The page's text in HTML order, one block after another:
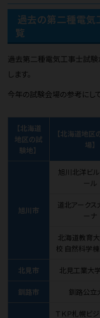
過去の第二種電気
覧
過去第二種電気工事士試験
します。
今年の試験会場の参考にして
【北海道
地区の試
験地】
【北海道地区
場】
旭川市
旭川北洋ビ
ール
道北アークス
ーナ
北海道教育
校 自然科学棟
北見市 北見工業大
釧路市 釧路公立
ＴＫＰ札幌ビ